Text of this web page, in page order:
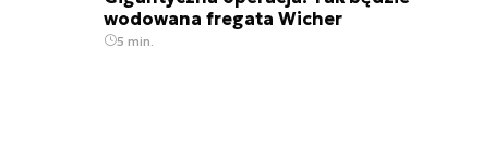
wodowana fregata Wicher
5 min.